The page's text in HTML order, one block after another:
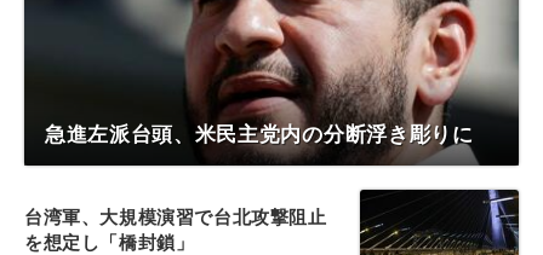
急進左派台頭、米民主党内の分断浮き彫りに
台湾軍、大規模演習で台北攻撃阻止
を想定し「橋封鎖」